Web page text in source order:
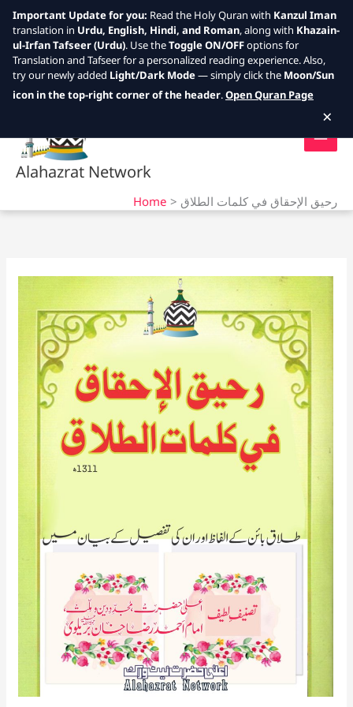
Skip
Alahazrat Network
Home رحيق الإحقاق في كلمات الطلاق
Important Update for you: Read the Holy Quran with Kanzul Iman
translation in Urdu, English, Hindi, and Roman, along with Khazain-
ul-Irfan Tafseer (Urdu). Use theToggle ON/OFFoptions for
Translation and Tafseer for a personalized reading experience. Also,
try our newly added Light/Dark Mode— simply click the Moon/Sun
icon in the top-right corner of the header.Open Quran Page
×